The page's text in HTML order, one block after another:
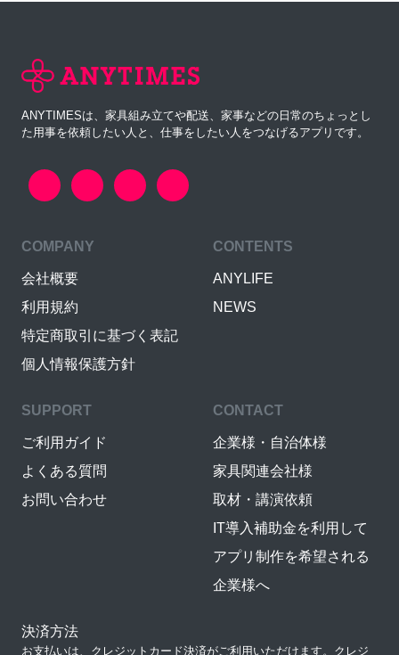
ANYTIMESは、家具組み立てや配送、家事などの日常のちょっとし
た用事を依頼したい人と、仕事をしたい人をつなげるアプリです。
COMPANY
会社概要
利用規約
特定商取引に基づく表記
個人情報保護方針
CONTENTS
ANYLIFE
NEWS
SUPPORT
ご利用ガイド
よくある質問
お問い合わせ
CONTACT
企業様・自治体様
家具関連会社様
取材・講演依頼
IT導入補助金を利用して
アプリ制作を希望される
企業様へ
決済方法
お支払いは、クレジットカード決済がご利用いただけます。クレジ